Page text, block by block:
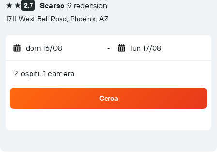
2 stelle
2,7 Scarso 9 recensioni
1711 West Bell Road, Phoenix, AZ
dom 16/08 - lun 17/08
2 ospiti, 1 camera
Cerca